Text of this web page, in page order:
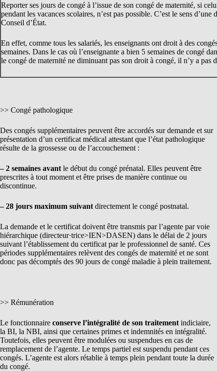
Reporter ses jours de congé à l’issue de son congé de maternité, si
pendant les vacances scolaires, n’est pas possible. C’est le sens d’une
Conseil d’État.
En effet, comme tous les salariés, les enseignants ont droit à des
semaines. Dans le cas où l’enseignante a bien 5 semaines de congé
le congé de maternité ne diminuant pas son droit à congé, il n’y a pas
>> Congé pathologique
Des congés supplémentaires peuvent être accordés sur demande et sur
présentation d’un certificat médical attestant que l’état pathologique
résulte de la grossesse ou de l’accouchement :
– 2 semaines avant le début du congé prénatal. Elles peuvent être
prescrites à tout moment et être prises de manière continue ou
discontinue.
– 28 jours maximum suivant directement le congé postnatal.
La demande et le certificat doivent être transmis par l’agente par voie
hiérarchique (directeur·trice>IEN>DASEN) dans le délai de 2 jours
suivant l’établissement du certificat par le professionnel de santé. Ces
périodes supplémentaires relèvent des congés de maternité et ne sont
donc pas décomptés des 90 jours de congé maladie à plein traitement.
>> Rémunération
Le fonctionnaire conserve l’intégralité de son traitement indiciaire,
la BI, la NBI, ainsi que certaines primes et indemnités en intégralité.
Toutefois, elles peuvent être modulées ou suspendues en cas de
remplacement de l’agente. Le temps partiel est suspendu pendant ces
congés. L’agente est alors rétablie à temps plein pendant toute la durée
du congé.